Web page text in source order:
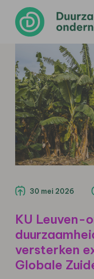
30 mei 2026
KU Leuven-
versterken
Globale